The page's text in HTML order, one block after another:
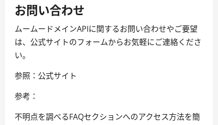
お問い合わせ
ムームードメインAPIに関するお問い合わせやご要望
は、公式サイトのフォームからお気軽にご連絡くださ
い。
参照：公式サイト
参考：
不明点を調べるFAQセクションへのアクセス方法を簡